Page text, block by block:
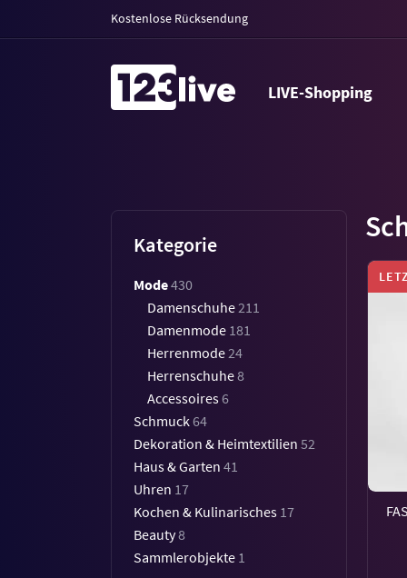
Kostenlose Rücksendung
LIVE-Shopping
Kategorie
Mode430
Damenschuhe211
Damenmode 181
Herrenmode24
Herrenschuhe8
Accessoires6
Schmuck64
Dekoration & Heimtextilien 52
Haus & Garten 41
Uhren 17
Kochen & Kulinarisches 17
Beauty8
Sammlerobjekte 1